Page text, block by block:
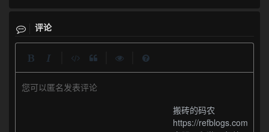
评论
您可以匿名发表评论
搬砖的码农
https://refblogs.com